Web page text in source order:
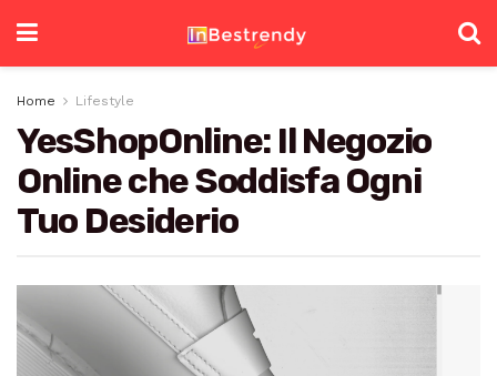
Home Lifestyle
YesShopOnline: Il Negozio
Online che Soddisfa Ogni
Tuo Desiderio